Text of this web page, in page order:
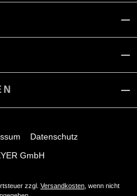
Datenschutz
GmbH
zzgl. Versandkosten, wenn nicht